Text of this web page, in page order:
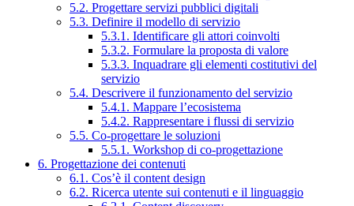
5.2. Progettare servizi pubblici digitali
5.3. Definire il modello di servizio
5.3.1. Identificare gli attori coinvolti
5.3.2. Formulare la proposta di valore
5.3.3. Inquadrare gli elementi costitutivi del
servizio
5.4. Descrivere il funzionamento del servizio
5.4.1. Mappare l’ecosistema
5.4.2. Rappresentare i flussi di servizio
5.5. Co-progettare le soluzioni
5.5.1. Workshop di co-progettazione
6. Progettazione dei contenuti
6.1. Cos’è il content design
6.2. Ricerca utente sui contenuti e il linguaggio